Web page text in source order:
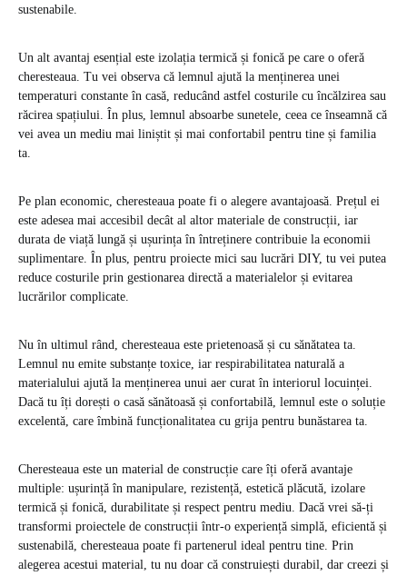
sustenabile.
Un alt avantaj esențial este izolația termică și fonică pe care o oferă
cheresteaua. Tu vei observa că lemnul ajută la menținerea unei
temperaturi constante în casă, reducând astfel costurile cu încălzirea sau
răcirea spațiului. În plus, lemnul absoarbe sunetele, ceea ce înseamnă că
vei avea un mediu mai liniștit și mai confortabil pentru tine și familia
ta.
Pe plan economic, cheresteaua poate fi o alegere avantajoasă. Prețul ei
este adesea mai accesibil decât al altor materiale de construcții, iar
durata de viață lungă și ușurința în întreținere contribuie la economii
suplimentare. În plus, pentru proiecte mici sau lucrări DIY, tu vei putea
reduce costurile prin gestionarea directă a materialelor și evitarea
lucrărilor complicate.
Nu în ultimul rând, cheresteaua este prietenoasă și cu sănătatea ta.
Lemnul nu emite substanțe toxice, iar respirabilitatea naturală a
materialului ajută la menținerea unui aer curat în interiorul locuinței.
Dacă tu îți dorești o casă sănătoasă și confortabilă, lemnul este o soluție
excelentă, care îmbină funcționalitatea cu grija pentru bunăstarea ta.
Cheresteaua este un material de construcție care îți oferă avantaje
multiple: ușurință în manipulare, rezistență, estetică plăcută, izolare
termică și fonică, durabilitate și respect pentru mediu. Dacă vrei să-ți
transformi proiectele de construcții într-o experiență simplă, eficientă și
sustenabilă, cheresteaua poate fi partenerul ideal pentru tine. Prin
alegerea acestui material, tu nu doar că construiești durabil, dar creezi și